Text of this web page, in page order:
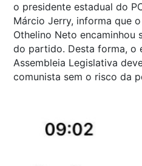
o presidente estadual do
Márcio Jerry, informa que
Othelino Neto encaminhou
do partido. Desta forma, o
Assembleia Legislativa
comunista sem o risco da